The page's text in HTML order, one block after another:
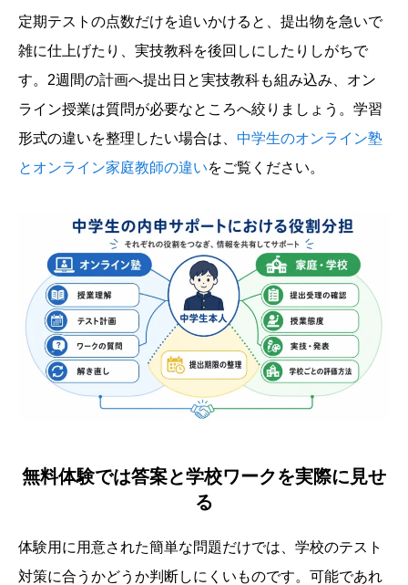
定期テストの点数だけを追いかけると、提出物を急いで
雑に仕上げたり、実技教科を後回しにしたりしがちで
す。2週間の計画へ提出日と実技教科も組み込み、オン
ライン授業は質問が必要なところへ絞りましょう。学習
形式の違いを整理したい場合は、 中学生のオンライン塾
とオンライン家庭教師の違いをご覧ください。
無料体験では答案と学校ワークを実際に見せ
る
体験用に用意された簡単な問題だけでは、学校のテスト
対策に合うかどうか判断しにくいものです。可能であれ